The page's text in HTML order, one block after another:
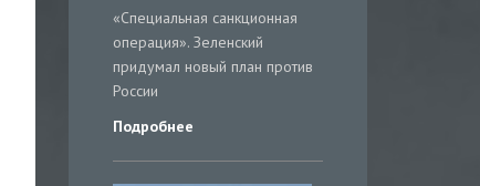
«Специальная санкционная
операция». Зеленский
придумал новый план против
России
Подробнее